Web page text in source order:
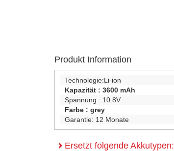
Produkt Information
Technologie:Li-ion
Kapazität :3600 mAh
Spannung : 10.8V
Farbe :grey
Garantie: 12 Monate
Ersetzt folgende Akkutypen: